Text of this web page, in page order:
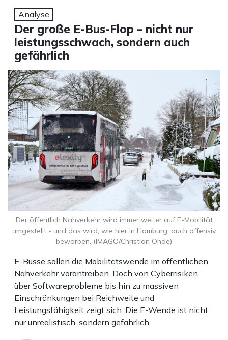
Analyse
Der große E-Bus-Flop – nicht nur
leistungsschwach, sondern auch
gefährlich
E-Busse sollen die Mobilitätswende im öffentlichen
Nahverkehr vorantreiben. Doch von Cyberrisiken
über Softwareprobleme bis hin zu massiven
Einschränkungen bei Reichweite und
Leistungsfähigkeit zeigt sich: Die E-Wende ist nicht
nur unrealistisch, sondern gefährlich.
Der öffentlich Nahverkehr wird immer weiter auf E-Mobilität
umgestellt - und das wird, wie hier in Hamburg, auch offensiv
beworben. (IMAGO/Christian Ohde)